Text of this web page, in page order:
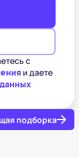
с
и даете
подборка